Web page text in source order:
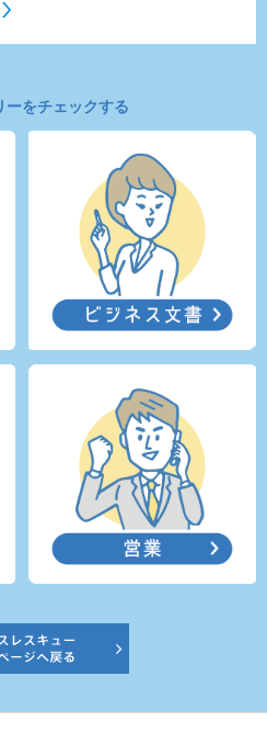
ーをチェックする